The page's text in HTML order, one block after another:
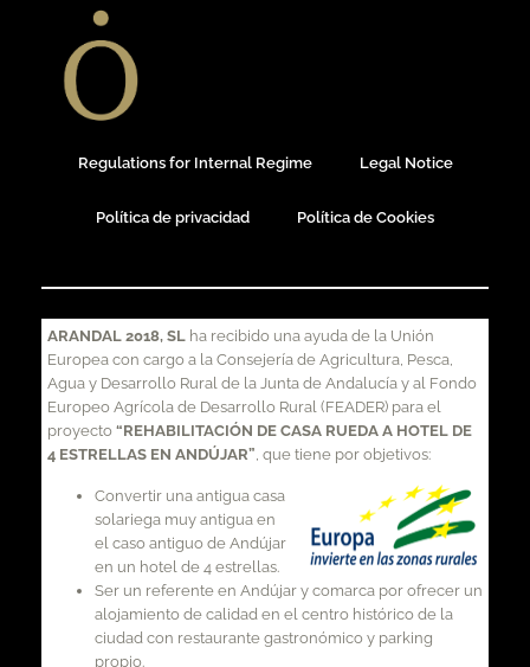
Regulations for Internal Regime Legal Notice
Política de privacidad Política de Cookies
ARANDAL 2018, SL ha recibido una ayuda de la Unión
Europea con cargo a la Consejería de Agricultura, Pesca,
Agua y Desarrollo Rural de la Junta de Andalucía y al Fondo
Europeo Agrícola de Desarrollo Rural (FEADER) para el
proyecto “REHABILITACIÓN DE CASA RUEDA A HOTEL DE
4 ESTRELLAS EN ANDÚJAR”, que tiene por objetivos:
Convertir una antigua casa
solariega muy antigua en
el caso antiguo de Andújar
en un hotel de 4 estrellas.
Ser un referente en Andújar y comarca por ofrecer un
alojamiento de calidad en el centro histórico de la
ciudad con restaurante gastronómico y parking
propio.